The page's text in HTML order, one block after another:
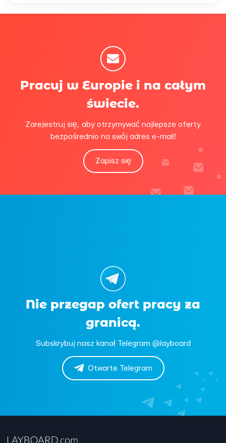
Pracuj w Europie i na całym
świecie.
Zarejestruj się, aby otrzymywać najlepsze oferty
bezpośrednio na swój adres e-mail!
Zapisz się
Nie przegap ofert pracy za
granicą.
Subskrybuj nasz kanał Telegram @layboard
Otwarte Telegram